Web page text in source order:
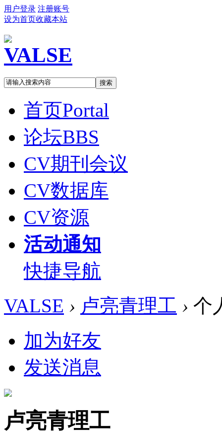
用户登录 注册账号
设为首页收藏本站
搜索
首页Portal
论坛BBS
CV期刊会议
CV数据库
CV资源
活动通知
快捷导航
VALSE › 卢亮青理工 › 个
加为好友
发送消息
卢亮青理工